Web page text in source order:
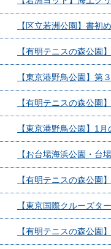
【区立若洲公園】書初
【有明テニスの森公園
【東京港野鳥公園】第
【有明テニスの森公園
【東京港野鳥公園】1
【お台場海浜公園・台
【有明テニスの森公園
【東京国際クルーズタ
【有明テニスの森公園